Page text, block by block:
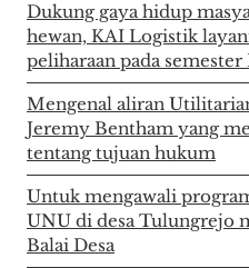
Dukung gaya hidup
hewan, KAI Logistik
peliharaan pada semester
Mengenal aliran
Jeremy Bentham yang
tentang tujuan hukum
Untuk mengawali
UNU di desa Tulungrejo
Balai Desa